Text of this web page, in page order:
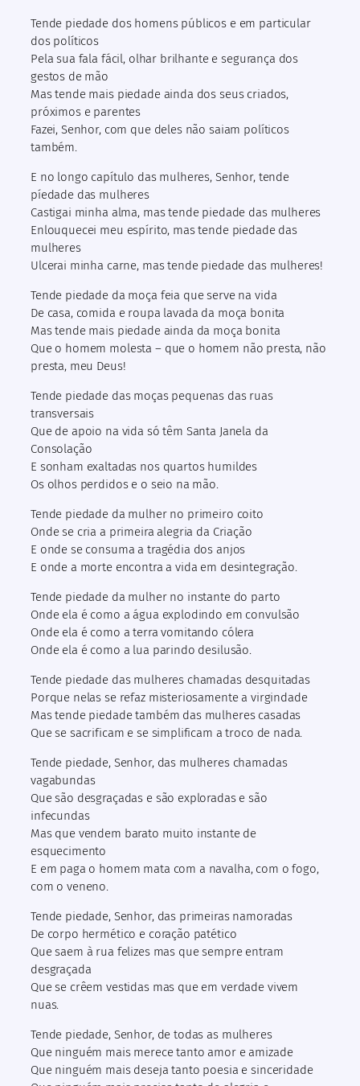
Tende piedade dos homens públicos e em particular
dos políticos
Pela sua fala fácil, olhar brilhante e segurança dos
gestos de mão
Mas tende mais piedade ainda dos seus criados,
próximos e parentes
Fazei, Senhor, com que deles não saiam políticos
também.
E no longo capítulo das mulheres, Senhor, tende
píedade das mulheres
Castigai minha alma, mas tende piedade das mulheres
Enlouquecei meu espírito, mas tende piedade das
mulheres
Ulcerai minha carne, mas tende piedade das mulheres!
Tende piedade da moça feia que serve na vida
De casa, comida e roupa lavada da moça bonita
Mas tende mais piedade ainda da moça bonita
Que o homem molesta – que o homem não presta, não
presta, meu Deus!
Tende piedade das moças pequenas das ruas
transversais
Que de apoio na vida só têm Santa Janela da
Consolação
E sonham exaltadas nos quartos humildes
Os olhos perdidos e o seio na mão.
Tende piedade da mulher no primeiro coito
Onde se cria a primeira alegria da Criação
E onde se consuma a tragédia dos anjos
E onde a morte encontra a vida em desintegração.
Tende piedade da mulher no instante do parto
Onde ela é como a água explodindo em convulsão
Onde ela é como a terra vomitando cólera
Onde ela é como a lua parindo desilusão.
Tende piedade das mulheres chamadas desquitadas
Porque nelas se refaz misteriosamente a virgindade
Mas tende piedade também das mulheres casadas
Que se sacrificam e se simplificam a troco de nada.
Tende piedade, Senhor, das mulheres chamadas
vagabundas
Que são desgraçadas e são exploradas e são
infecundas
Mas que vendem barato muito instante de
esquecimento
E em paga o homem mata com a navalha, com o fogo,
com o veneno.
Tende piedade, Senhor, das primeiras namoradas
De corpo hermético e coração patético
Que saem à rua felizes mas que sempre entram
desgraçada
Que se crêem vestidas mas que em verdade vivem
nuas.
Tende piedade, Senhor, de todas as mulheres
Que ninguém mais merece tanto amor e amizade
Que ninguém mais deseja tanto poesia e sinceridade